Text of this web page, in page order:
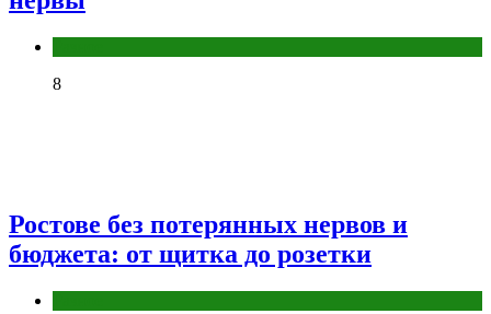
8
Ростове без потерянных нервов и
бюджета: от щитка до розетки